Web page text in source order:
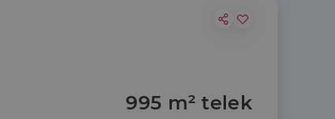
995 m² telek